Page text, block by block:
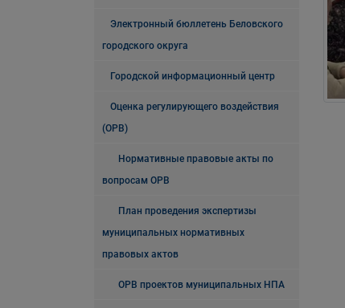
Электронный бюллетень Беловского
городского округа
Городской информационный центр
Оценка регулирующего воздействия
(ОРВ)
Нормативные правовые акты по
вопросам ОРВ
План проведения экспертизы
муниципальных нормативных
правовых актов
ОРВ проектов муниципальных НПА